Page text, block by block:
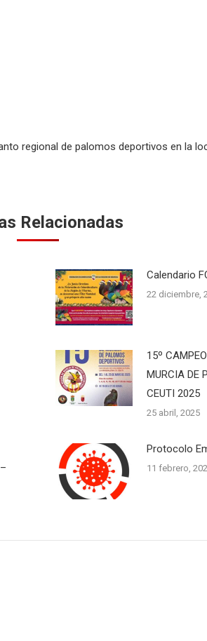
regional de palomos deportivos en la
Relacionadas
Calendario
22 diciembre,
15º
MURCIA DE
CEUTI 2025
25 abril, 2025
Protocolo
11 febrero,